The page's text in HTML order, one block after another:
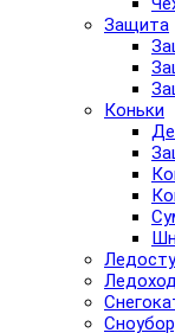
Защита
Коньки